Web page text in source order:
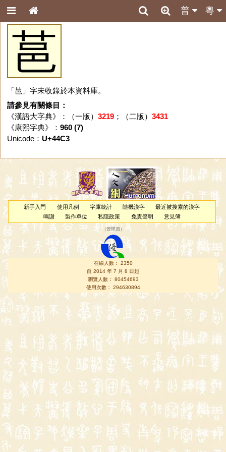
粵
普
䓃
「䓃」字未收錄於本資料庫。
請參見有關條目：
《漢語大字典》：（一版） 3219；（二版） 3431
《康熙字典》： 960 (7)
Unicode： U+44C3
新手入門 使用凡例 字庫統計 隨機漢字
最近被搜索的漢字
鳴謝
製作單位 私隱政策 免責聲明 意見簿
（管理員 ）
在線人數： 2350
自 2014 年 7 月 8 日起
瀏覽人數： 80454693
使用次數： 294630894